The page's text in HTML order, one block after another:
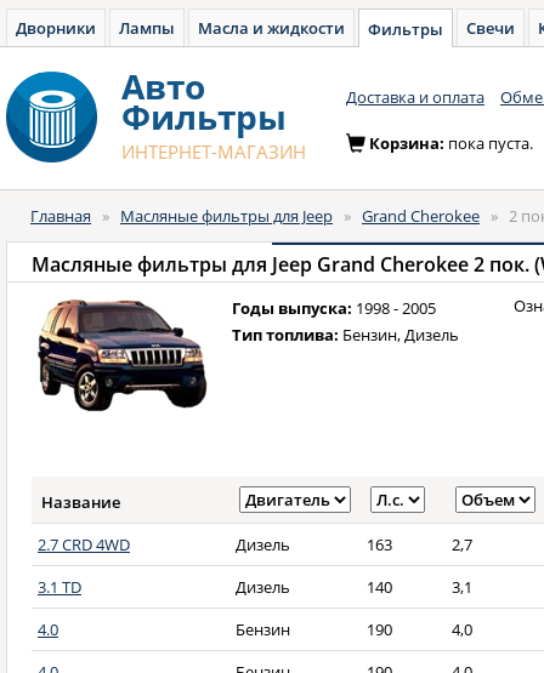
Дворники Лампы Масла и жидкости Фильтры Свечи
Авто
Фильтры
ИНТЕРНЕТ-МАГАЗИН
Доставка и оплата
Корзина: пока пуста.
Главная » Масляные фильтры для Jeep » Grand Cherokee » 2
Масляные фильтры для Jeep Grand Cherokee 2 пок.
Годы выпуска: 1998 - 2005
Тип топлива: Бензин, Дизель
Название
2.7 CRD 4WD
Дизель 163
2,7
3.1 TD
Дизель 140
3,1
4.0
Бензин 190
4,0